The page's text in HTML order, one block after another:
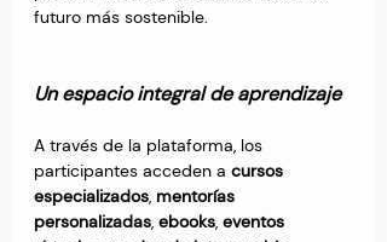
futuro más sostenible.
Un espacio integral de aprendizaje
A través de la plataforma, los
participantes acceden a cursos
especializados mentorías
personalizadas ebooks eventos